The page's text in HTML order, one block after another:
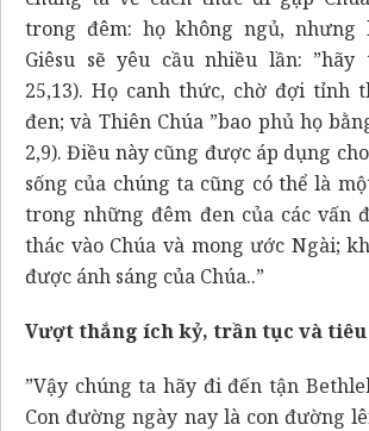
trong đêm: họ không ngủ, nhưng
Giêsu sẽ yêu cầu nhiều lần:
25,13). Họ canh thức, chờ đợi tỉnh
đen; và Thiên Chúa ”bao phủ họ
2,9). Điều này cũng được áp dụng
sống của chúng ta cũng có thể là
trong những đêm đen của các vấn
thác vào Chúa và mong ước Ngài;
được ánh sáng của Chúa..”
Vượt thắng ích kỷ, trần tục và
”Vậy chúng ta hãy đi đến tận
Con đường ngày nay là con đường